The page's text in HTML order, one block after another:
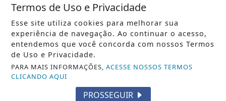
Beatriz Borgueti lança "Fora de
Órbita", novo single que une pop
cristão e...
Saiba Mais
Termos de Uso e Privacidade
Esse site utiliza cookies para melhorar sua
experiência de navegação. Ao continuar o acesso,
entendemos que você concorda com nossos Termos
de Uso e Privacidade.
PARA MAIS INFORMAÇÕES,ACESSE NOSSOS TERMOS
CLICANDO AQUI
PROSSEGUIR